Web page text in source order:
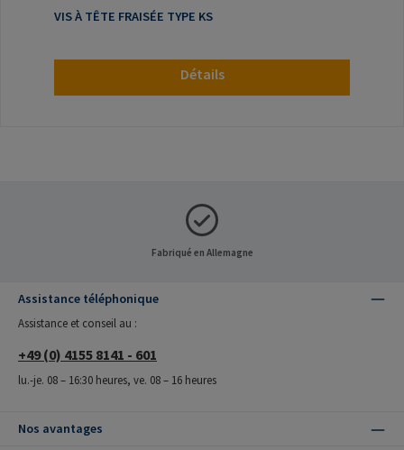
VIS À TÊTE FRAISÉE TYPE KS
Détails
Fabriqué en Allemagne
Assistance téléphonique
Assistance et conseil au :
+49 (0) 4155 8141 - 601
lu.-je. 08 – 16:30 heures, ve. 08 – 16 heures
Nos avantages